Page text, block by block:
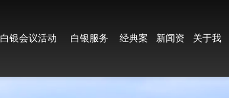
白银会议活动 白银服务 经典案 新闻资 关于我